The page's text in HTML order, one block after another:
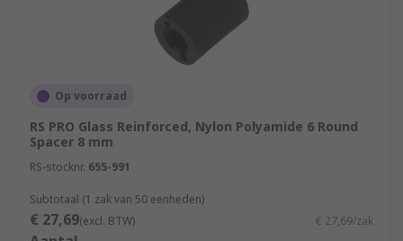
Op voorraad
RS PRO Glass Reinforced, Nylon Polyamide 6 Round
Spacer 8 mm
RS-stocknr. 655-991
Subtotaal (1 zak van 50 eenheden)
€ 27,69(excl. BTW) € 27,69/zak